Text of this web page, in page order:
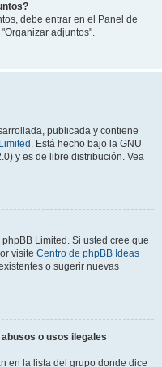
debe entrar en el Panel de
adjuntos".
publicada y contiene
. Está hecho bajo la GNU
y es de libre distribución. Vea
Limited. Si usted cree que
visite Centro de phpBB Ideas
o sugerir nuevas
o usos ilegales
en la lista del grupo donde dice